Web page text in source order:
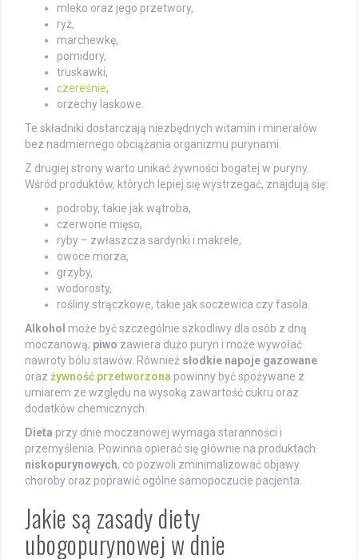
mleko oraz jego przetwory,
ryż,
marchewkę,
pomidory,
truskawki,
czereśnie,
orzechy laskowe.
Te składniki dostarczają niezbędnych witamin i minerałów
bez nadmiernego obciążania organizmu purynami.
Z drugiej strony warto unikać żywności bogatej w puryny.
Wśród produktów, których lepiej się wystrzegać, znajdują się:
podroby, takie jak wątroba,
czerwone mięso,
ryby – zwłaszcza sardynki i makrele,
owoce morza,
grzyby,
wodorosty,
rośliny strączkowe, takie jak soczewica czy fasola.
Alkohol może być szczególnie szkodliwy dla osób z dną
moczanową; piwo zawiera dużo puryn i może wywołać
nawroty bólu stawów. Również słodkie napoje gazowane
oraz żywność przetworzona powinny być spożywane z
umiarem ze względu na wysoką zawartość cukru oraz
dodatków chemicznych.
Dieta przy dnie moczanowej wymaga staranności i
przemyślenia. Powinna opierać się głównie na produktach
niskopurynowych, co pozwoli zminimalizować objawy
choroby oraz poprawić ogólne samopoczucie pacjenta.
Jakie są zasady diety
ubogopurynowej w dnie